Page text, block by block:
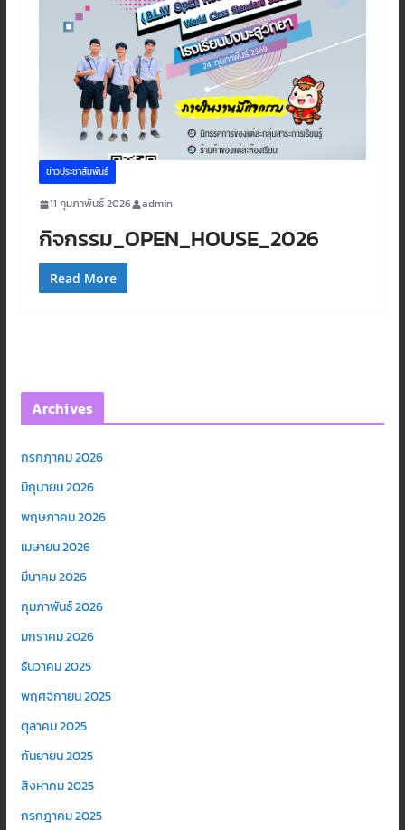
ข่าวประชาสัมพันธ์
11 กุมภาพันธ์ 2026 admin
กิจกรรม_OPEN_HOUSE_2026
Read More
Archives
กรกฎาคม 2026
มิถุนายน 2026
พฤษภาคม 2026
เมษายน 2026
มีนาคม 2026
กุมภาพันธ์ 2026
มกราคม 2026
ธันวาคม 2025
พฤศจิกายน 2025
ตุลาคม 2025
กันยายน 2025
สิงหาคม 2025
กรกฎาคม 2025